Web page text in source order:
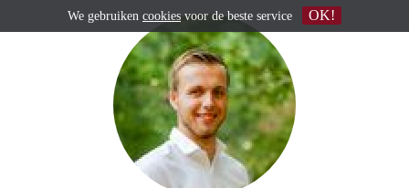
We gebruiken cookies voor de beste service OK!